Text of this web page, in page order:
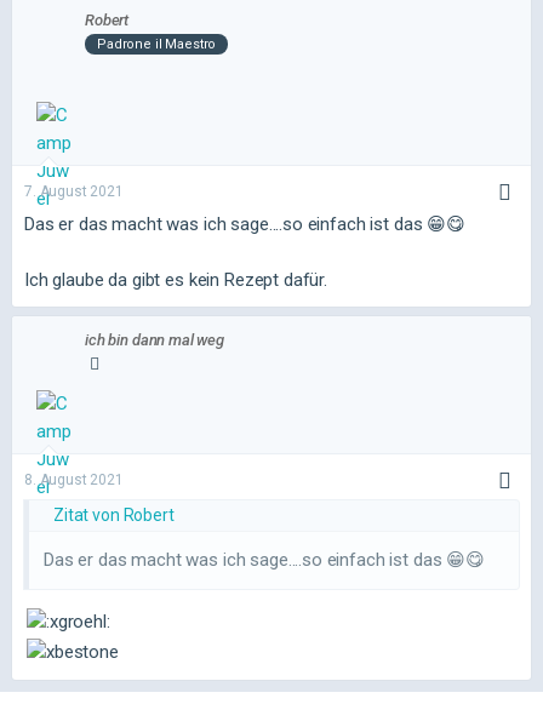
Robert
Padrone il Maestro
7. August 2021
Das er das macht was ich sage....so einfach ist das 😁😋
Ich glaube da gibt es kein Rezept dafür.
ich bin dann mal weg
8. August 2021
Zitat von Robert
Das er das macht was ich sage....so einfach ist das 😁😋